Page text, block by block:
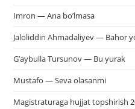
Imron — Ana bo’lmasa
Jaloliddin Ahmadaliyev — Bahor
G’aybulla Tursunov — Bu yurak
Mustafo — Seva olasanmi
Magistraturaga hujjat topshirish